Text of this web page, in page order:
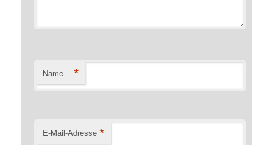
Name *
E-Mail-Adresse *